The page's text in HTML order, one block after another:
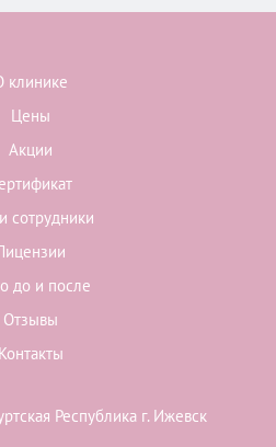
клинике
Цены
Акции
сотрудники
до и после
Отзывы
Контакты
Республика г. Ижевск